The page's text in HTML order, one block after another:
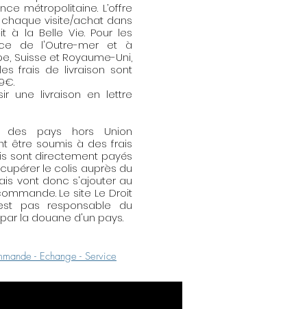
permettra d'entretenir
Elle est adaptée pour
doré comme le laiton, le
en or. Utilisation : frottez
métallique de votre bijou
Elle peut
(légèrement) les fines
métropolitaine. L’offre
visite/achat dans
à la Belle Vie. Pour les
de l'Outre-mer et à
Suisse et Royaume-Uni,
frais de livraison sont
une livraison en lettre
des pays hors Union
être soumis à des frais
sont directement payés
le colis auprès du
vont donc s'ajouter au
Le site Le Droit
pas responsable du
la douane d'un pays.
- Echange - Service